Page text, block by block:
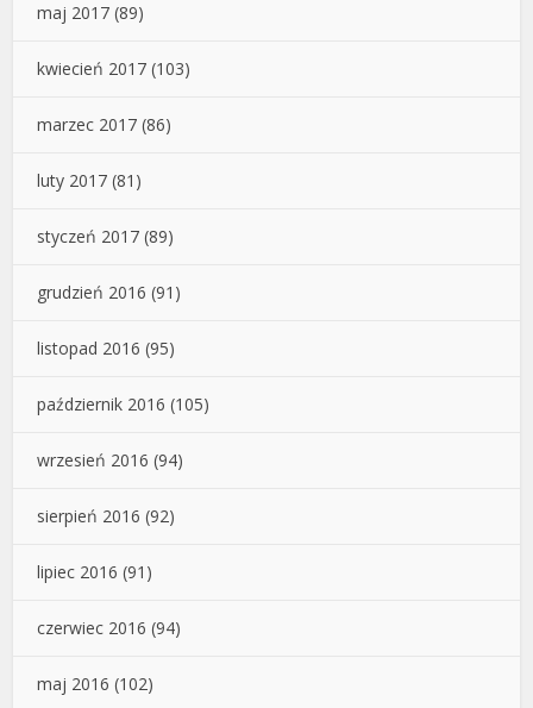
maj 2017 (89)
kwiecień 2017 (103)
marzec 2017 (86)
luty 2017 (81)
styczeń 2017 (89)
grudzień 2016 (91)
listopad 2016 (95)
październik 2016 (105)
wrzesień 2016 (94)
sierpień 2016 (92)
lipiec 2016 (91)
czerwiec 2016 (94)
maj 2016 (102)